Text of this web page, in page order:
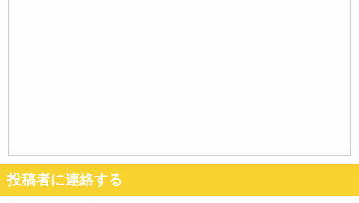
投稿者に連絡する